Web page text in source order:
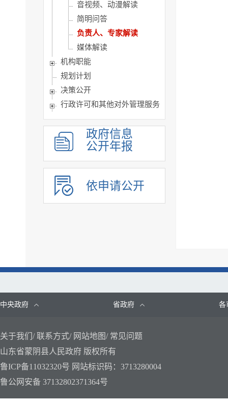
音视频、动漫解读
简明问答
负责人、专家解读
媒体解读
机构职能
规划计划
决策公开
行政许可和其他对外管理服务
统计信息
人事信息
重点领域信息
优化营商环境
建议提案办理
政务公开保障机制
公共企事业单位信息公开
政府信息
公开年报
依申请公开